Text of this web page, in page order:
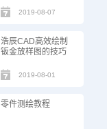
2019-08-07
浩辰CAD高效绘制
钣金放样图的技巧
2019-08-01
零件测绘教程